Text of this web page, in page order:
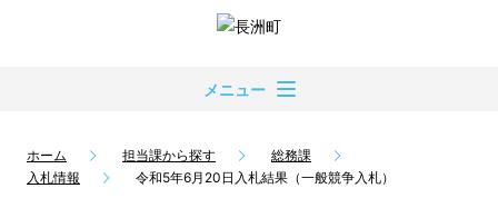
メニュー
ホーム 担当課から探す
総務課
入札情報
令和5年6月20日入札結果（一般競争入札）